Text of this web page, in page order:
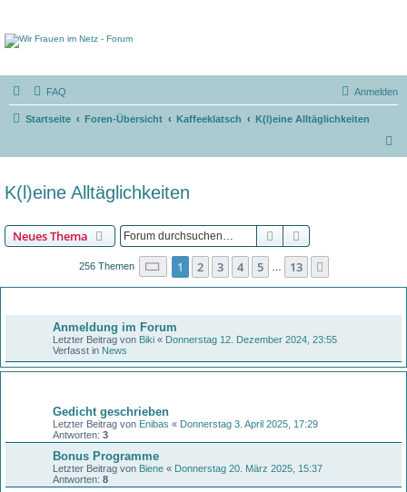
FAQ Anmelden
Startseite Foren-Übersicht Kaffeeklatsch
K(l)eine Alltäglichkeiten
K(l)eine Alltäglichkeiten
Neues Thema Suche
256 Themen Seite 1von 13
1 2 3 4 5 13
Anmeldung im Forum
Letzter Beitrag von Biki « Donnerstag 12. Dezember 2024, 23:55
Verfasst in News
Gedicht geschrieben
Letzter Beitrag von Enibas « Donnerstag 3. April 2025, 17:29
Antworten: 3
Bonus Programme
Letzter Beitrag von Biene « Donnerstag 20. März 2025, 15:37
Antworten: 8